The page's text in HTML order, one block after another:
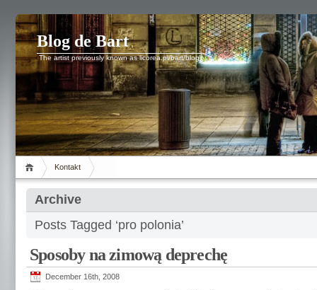
Blog de Bart
The artist previously known as licorea.pl/bart/blog.
Kontakt
Archive
Posts Tagged ‘pro polonia’
Sposoby na zimową deprechę
December 16th, 2008